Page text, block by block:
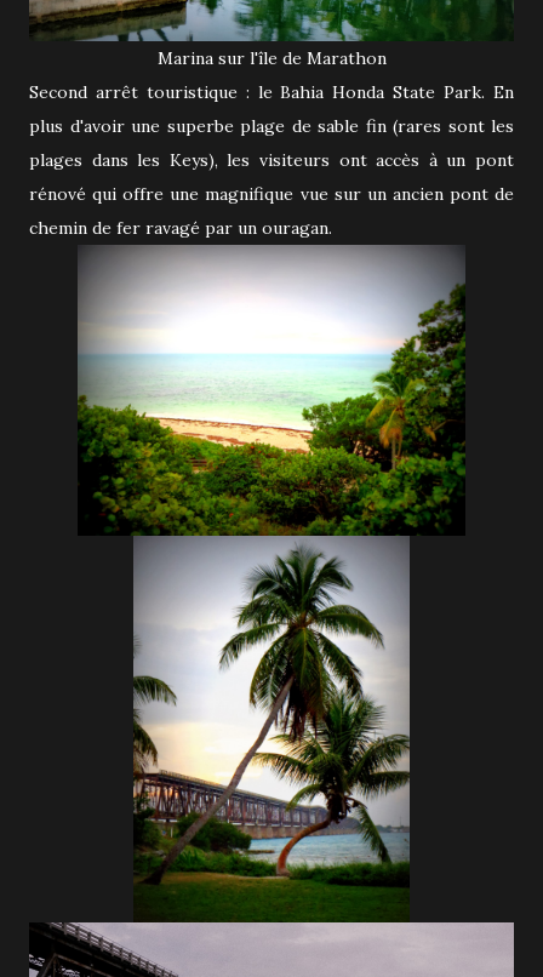
Marina sur l'île de Marathon
Second arrêt touristique : le Bahia Honda State Park. En
plus d'avoir une superbe plage de sable fin (rares sont les
plages dans les Keys), les visiteurs ont accès à un pont
rénové qui offre une magnifique vue sur un ancien pont de
chemin de fer ravagé par un ouragan.